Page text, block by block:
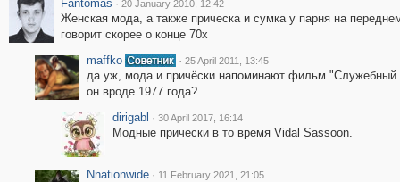
Fantomas · 20 January 2010, 12:42
Женская мода, а также прическа и сумка у парня на
говорит скорее о конце 70х
maffko
· 25 April 2011, 13:45
да уж, мода и причёски напоминают фильм "Служебный
он вроде 1977 года?
dirigabl · 30 April 2017, 16:14
Модные прически в то время Vidal Sassoon.
Nnationwide · 11 February 2021, 21:05